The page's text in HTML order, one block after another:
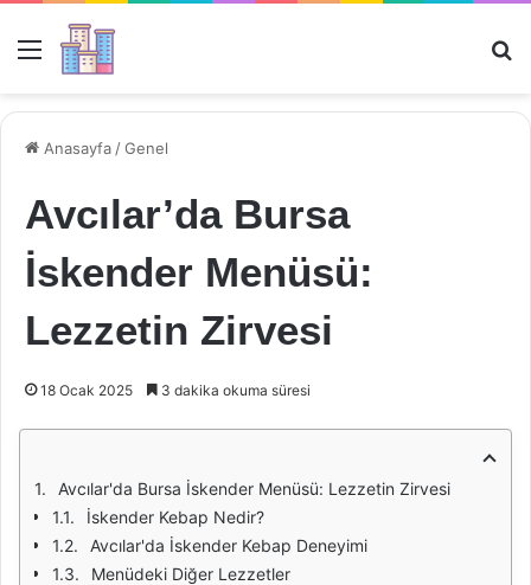
Menü
Anasayfa /Genel
Avcılar’da Bursa
İskender Menüsü:
Lezzetin Zirvesi
18 Ocak 2025 3 dakika okuma süresi
Avcılar'da Bursa İskender Menüsü: Lezzetin Zirvesi
İskender Kebap Nedir?
Avcılar'da İskender Kebap Deneyimi
Menüdeki Diğer Lezzetler